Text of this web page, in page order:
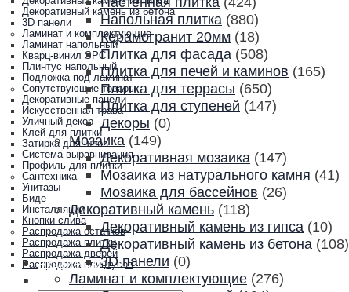
Декоративный камень из бетона
3D панели
Ламинат и комплектующие
Ламинат напольный
Кварц-винил SPC
Плинтус напольный
Подложка под ламинат
Сопутствующие товары
Декоративные панели
Искусственная трава
Уличный декор
Клей для плитки
Затирка для швов
Система выравнивания
Профиль для плитки
Сантехника
Унитазы
Биде
Инсталляции
Кнопки слива
Распродажа остатков
Распродажа плитки
Распродажа дверей
Распродажа плинтусов
Акции и скидки
Контакты
Напольная плитка (880)
Керамогранит 20мм (18)
Плитка для фасада (508)
Плитка для печей и каминов (165)
Плитка для террасы (650)
Плитка для ступеней (147)
Декоры (0)
Мозаика (149)
Декоративная мозаика (147)
Мозаика из натурального камня (41)
Мозаика для бассейнов (26)
Декоративный камень (118)
Декоративный камень из гипса (10)
Декоративный камень из бетона (108)
3D панели (0)
Ламинат и комплектующие (276)